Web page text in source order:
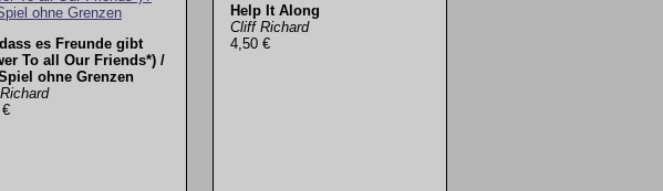
es Freunde gibt
To all Our Friends*) /
ohne Grenzen
Help It Along
Cliff Richard
4,50 €